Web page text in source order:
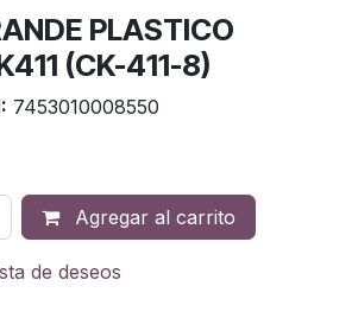
PLASTICO
(CK-411-8)
7453010008550
Agregar al carrito
de deseos